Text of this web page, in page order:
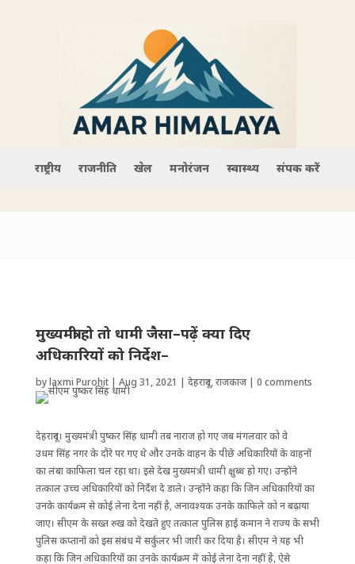
राष्ट्रीय राजनीति खेल मनोरंजन स्वास्थ्य संपर्क करें
मुख्यमंत्री हो तो धामी जैसा–पढ़ें क्या दिए
अधिकारियों को निर्देश–
bylaxmi Purohit| Aug 31, 2021 | देहरादून,राजकाज| 0 comments
देहरादून। मुख्यमंत्री पुष्कर सिंह धामी तब नाराज हो गए जब मंगलवार को वे
उधम सिंह नगर के दौरे पर गए थे और उनके वाहन के पीछे अधिकारियों के वाहनों
का लंबा काफिला चल रहा था। इसे देख मुख्यमंत्री धामी क्षुब्ध हो गए। उन्होंने
तत्काल उच्च अधिकारियों को निर्देश दे डाले। उन्होंने कहा कि जिन अधिकारियों का
उनके कार्यक्रम से कोई लेना देना नहीं है, अनावश्यक उनके काफिले को न बढ़ाया
जाए। सीएम के सख्त रुख को देखते हुए तत्काल पुलिस हाई कमान ने राज्य के सभी
पुलिस कप्तानों को इस संबंध में सर्कुलर भी जारी कर दिया है। सीएम ने यह भी
कहा कि जिन अधिकारियों का उनके कार्यक्रम में कोई लेना देना नहीं है, ऐसे